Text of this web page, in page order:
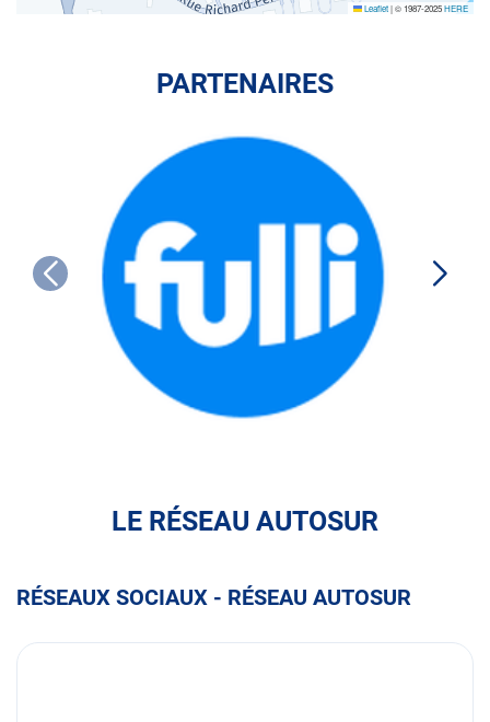
Leaflet|© 1987-2025HERE
PARTENAIRES
LE RÉSEAU AUTOSUR
RÉSEAUX SOCIAUX - RÉSEAU AUTOSUR